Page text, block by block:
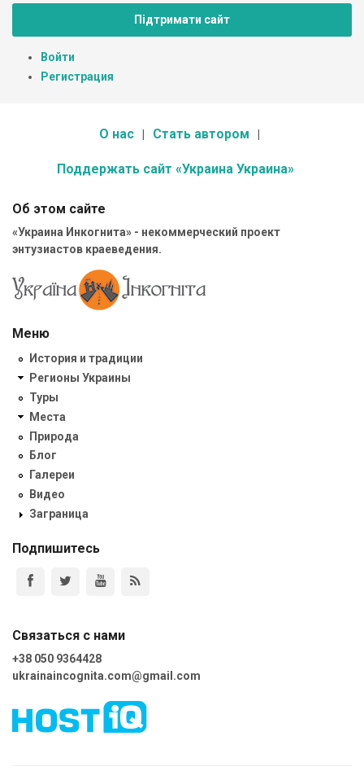
Підтримати сайт
Войти
Регистрация
О нас Стать автором
Поддержать сайт «Украина Украина»
Об этом сайте
«Украина Инкогнита» - некоммерческий проект
энтузиастов краеведения.
Меню
История и традиции
Регионы Украины
Туры
Места
Природа
Блог
Галереи
Видео
Заграница
Подпишитесь
Связаться с нами
+38 050 9364428
ukrainaincognita.com@gmail.com